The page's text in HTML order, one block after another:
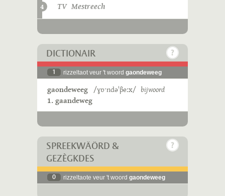
4 TV Mestreech
DICTIONAIR
1 rizzeltaot veur 't woord gaondeweeg
gaondeweeg /ɣɒˑndəˈβeːx/ bijwoord
1. gaandeweg
SPREEKWÄÖRD &
GEZÈGKDES
0 rizzeltaote veur 't woord gaondeweeg